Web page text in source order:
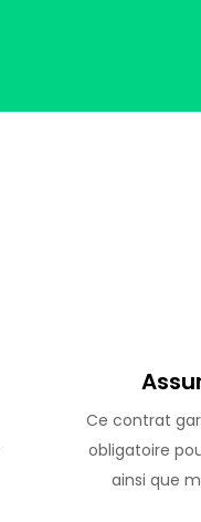
Ce contrat
obligatoire
ainsi que